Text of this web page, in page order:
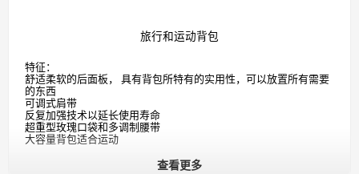
旅行和运动背包
特征：
舒适柔软的后面板，
具有背包所特有的实用性，可以放置所有需要
的东西
可调式肩带
反复加强技术以延长使用寿命
超重型玫瑰口袋和多调制腰带
大容量背包适合运动
查看更多